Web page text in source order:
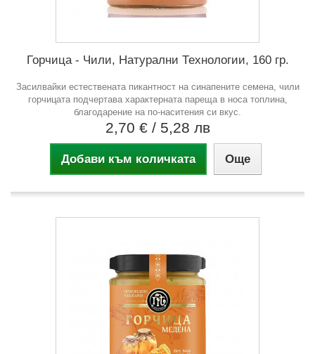
Горчица - Чили, Натурални Технологии, 160 гр.
Засилвайки естествената пикантност на синапените семена, чили
горчицата подчертава характерната пареща в носа топлина,
благодарение на по-наситения си вкус.
2,70 € / 5,28 лв
Добави към количката Още